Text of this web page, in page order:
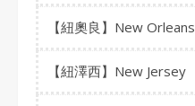
【紐奧良】New Orleans
【紐澤西】New Jersey